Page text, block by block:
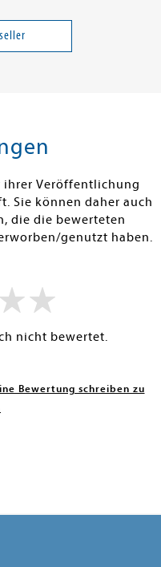
ihrer Veröffentlichung
Sie können daher auch
die die bewerteten
genutzt haben.
nicht bewertet.
Bewertung schreiben zu